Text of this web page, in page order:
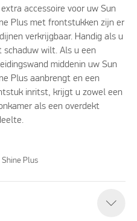
accessoire voor uw Sun
Plus met frontstukken zijn er
verkrijgbaar. Handig als u
schaduw wilt. Als u een
middenin uw Sun
Plus aanbrengt en een
inritst, krijgt u zowel een
als een overdekt
Shine Plus